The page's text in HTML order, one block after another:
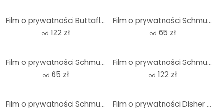
Film o prywatności Buttafly - Miłość jest w powietrzu
od 122 zł
Film o prywatności Schmucker - mak i nagość
od 65 zł
Film o prywatności Schmucker - Niebieskie jabłko
od 65 zł
Film o prywatności Schmucker - Ricarda - Panorama
od 122 zł
Film o prywatności Schmuckera - Obfitość Film o prywatności Disher - Ox eye Daisies